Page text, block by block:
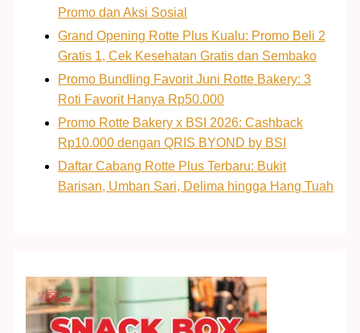
Promo dan Aksi Sosial
Grand Opening Rotte Plus Kualu: Promo Beli 2
Gratis 1, Cek Kesehatan Gratis dan Sembako
Promo Bundling Favorit Juni Rotte Bakery: 3
Roti Favorit Hanya Rp50.000
Promo Rotte Bakery x BSI 2026: Cashback
Rp10.000 dengan QRIS BYOND by BSI
Daftar Cabang Rotte Plus Terbaru: Bukit
Barisan, Umban Sari, Delima hingga Hang Tuah